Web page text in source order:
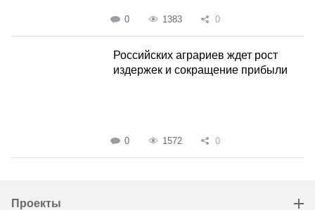
0 1383 0
Российских аграриев ждет рост
издержек и сокращение прибыли
0 1572 0
Проекты